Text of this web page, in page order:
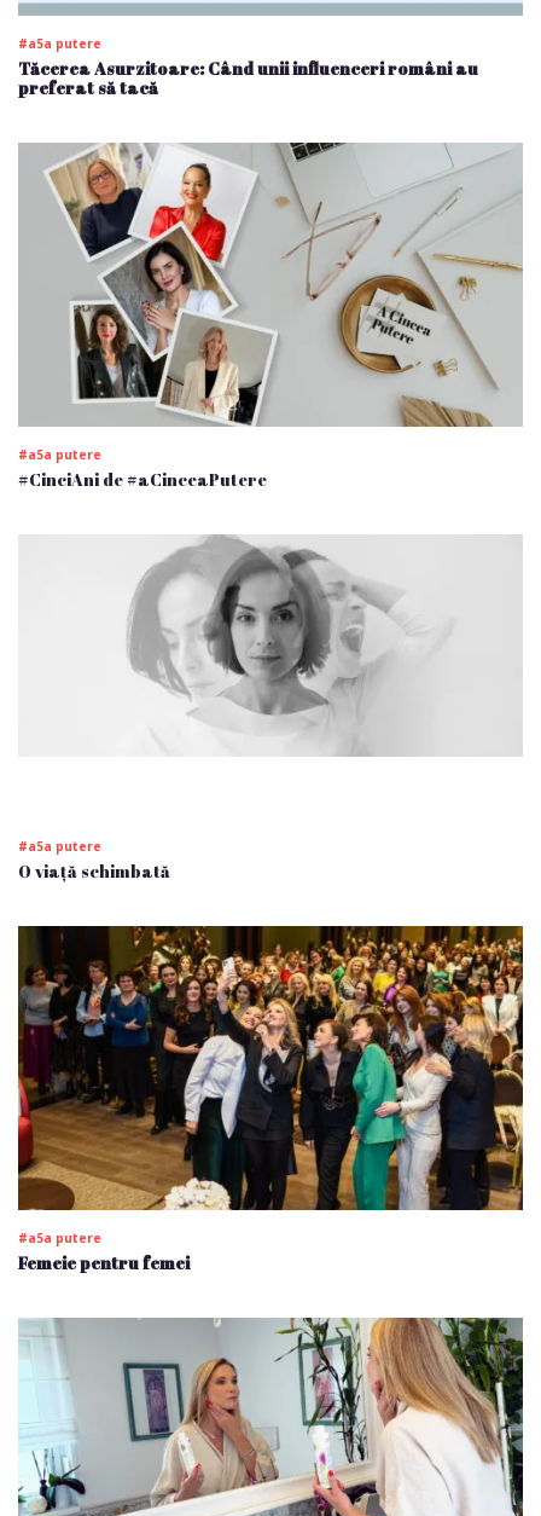
#a5a putere
Tăcerea Asurzitoare: Când unii influenceri români au
preferat să tacă
#a5a putere
#CinciAni de #aCinceaPutere
#a5a putere
O viață schimbată
#a5a putere
Femeie pentru femei